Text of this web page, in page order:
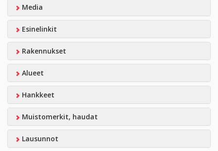
Media
Esinelinkit
Rakennukset
Alueet
Hankkeet
Muistomerkit, haudat
Lausunnot